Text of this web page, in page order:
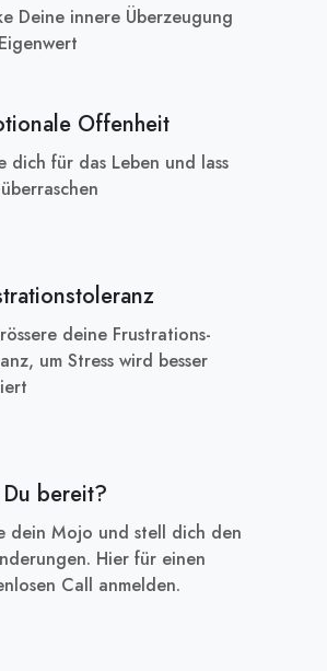
Deine innere Überzeugung
Offenheit
dich für das Leben und lass
deine Frustrations-
um Stress wird besser
bereit?
dein Mojo und stell dich den
Hier für einen
Call anmelden.